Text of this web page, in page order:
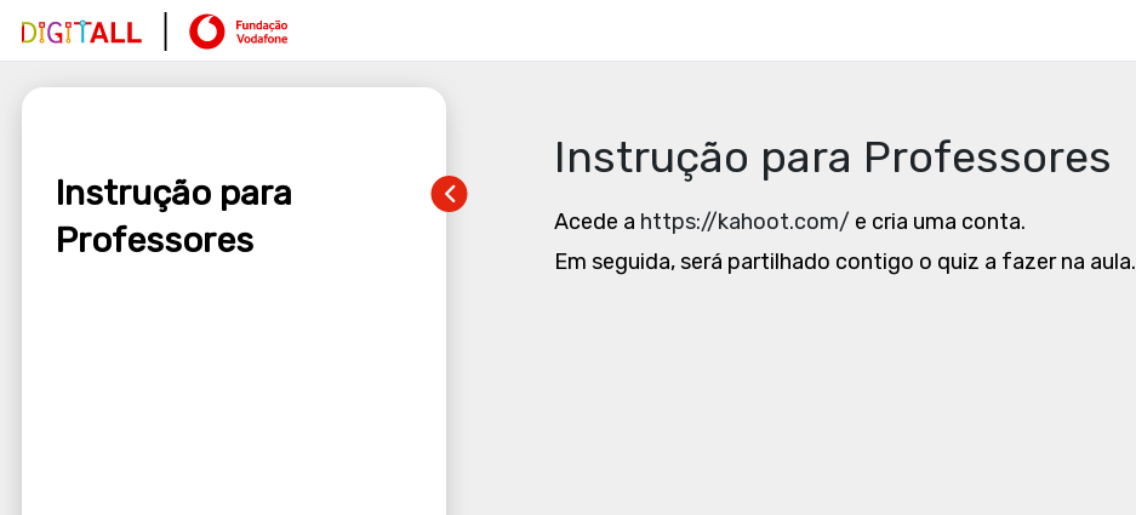
Instrução para
Professores
Instrução para Professores
Acede a https://kahoot.com/ e cria uma conta.
Em seguida, será partilhado contigo o quiz a fazer na aula.